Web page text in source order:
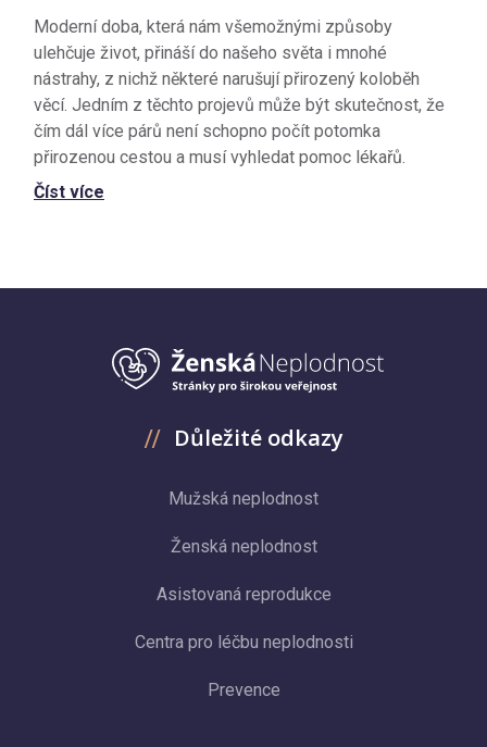
Moderní doba, která nám všemožnými způsoby
ulehčuje život, přináší do našeho světa i mnohé
nástrahy, z nichž některé narušují přirozený koloběh
věcí. Jedním z těchto projevů může být skutečnost, že
čím dál více párů není schopno počít potomka
přirozenou cestou a musí vyhledat pomoc lékařů.
Číst více
Důležité odkazy
Mužská neplodnost
Ženská neplodnost
Asistovaná reprodukce
Centra pro léčbu neplodnosti
Prevence